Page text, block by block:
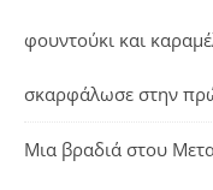
φουντούκι και
σκαρφάλωσε στην
Μια βραδιά στου